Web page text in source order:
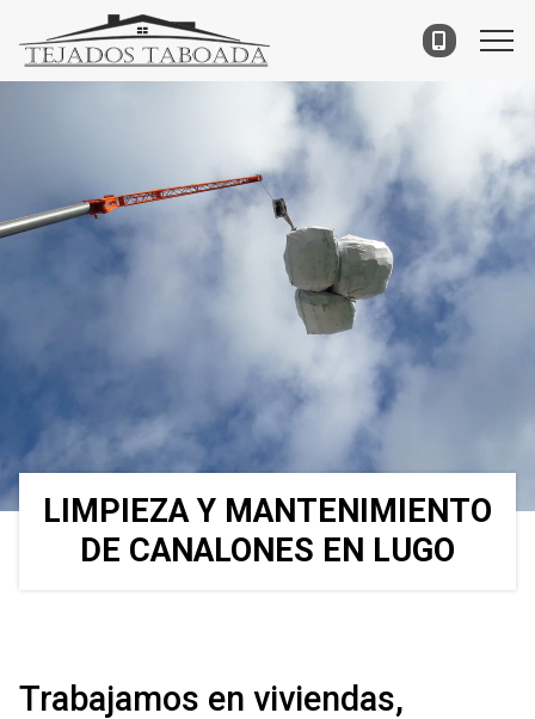
LIMPIEZA Y MANTENIMIENTO
DE CANALONES EN LUGO
Trabajamos en viviendas,